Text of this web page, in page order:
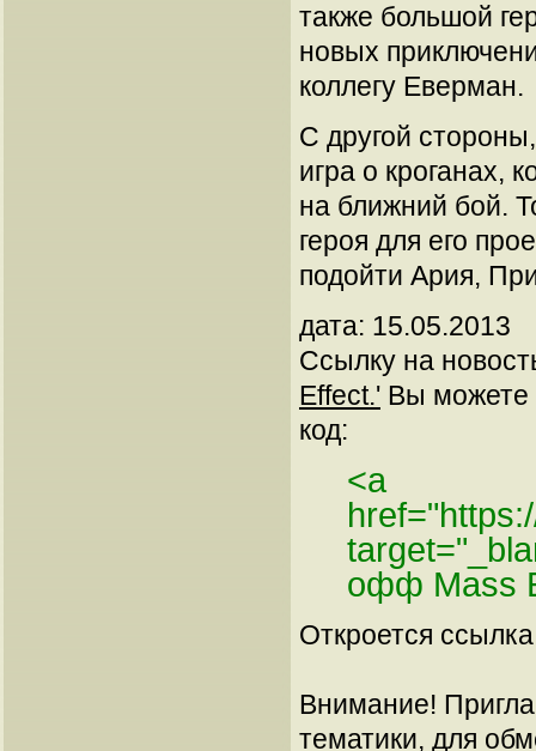
также большой
новых
коллегу Еверман.
С другой
игра о кроганах,
на ближний бой.
героя для его
подойти Ария,
дата: 15.05.2013
Ссылку на
Effect.' Вы можете
код:
<a
офф Mass
Откроется
Внимание!
тематики, для